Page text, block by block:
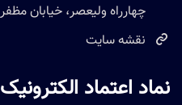
چهارراه ولیعصر، خیابان مظفر
نقشه سایت
نماد اعتماد الکترونیک